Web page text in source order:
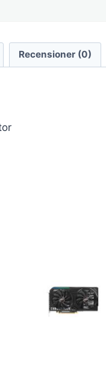
Recensioner (0)